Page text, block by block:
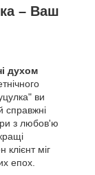
– Ваш
духом
ви
справжні
з любов'ю
клієнт міг
епох.